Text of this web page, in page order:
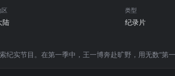
区
陆
类型
纪录片
纪实节目。在第一季中，王一博奔赴旷野，用无数“第